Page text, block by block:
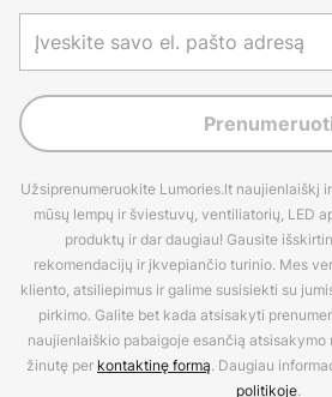
Užsiprenumeruokite Lumories.lt naujienlaiškį
mūsų lempų ir šviestuvų, ventiliatorių, LED
produktų ir dar daugiau! Gausite
rekomendacijų ir įkvepiančio turinio. Mes
kliento, atsiliepimus ir galime susisiekti su
pirkimo. Galite bet kada atsisakyti
naujienlaiškio pabaigoje esančią atsisakymo
žinutę per kontaktinę formą. Daugiau
politikoje.